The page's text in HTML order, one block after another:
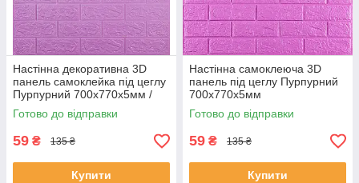
Настінна декоративна 3D
панель самоклейка під цеглу
Пурпурний 700х770х5мм /
Самоклеюча панель
Пурпурна
Готово до відправки
59 ₴ 135 ₴
Купити
Настінна самоклеюча 3D
панель під цеглу Пурпурний
700х770х5мм
Готово до відправки
59 ₴ 135 ₴
Купити